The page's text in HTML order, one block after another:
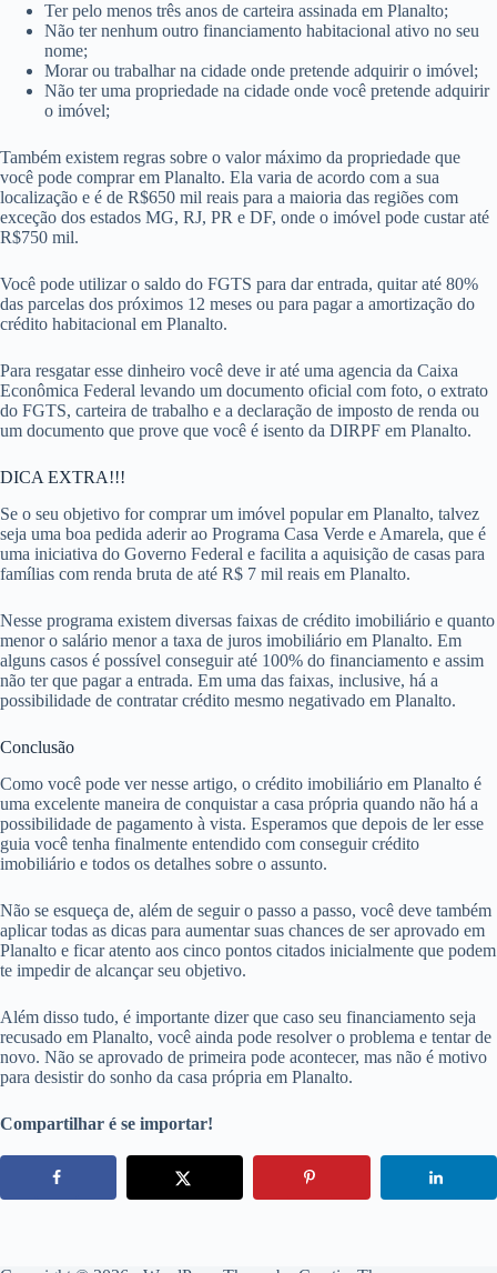
Ter pelo menos três anos de carteira assinada em Planalto;
Não ter nenhum outro financiamento habitacional ativo no seu
nome;
Morar ou trabalhar na cidade onde pretende adquirir o imóvel;
Não ter uma propriedade na cidade onde você pretende adquirir
o imóvel;
Também existem regras sobre o valor máximo da propriedade que
você pode comprar em Planalto. Ela varia de acordo com a sua
localização e é de R$650 mil reais para a maioria das regiões com
exceção dos estados MG, RJ, PR e DF, onde o imóvel pode custar até
R$750 mil.
Você pode utilizar o saldo do FGTS para dar entrada, quitar até 80%
das parcelas dos próximos 12 meses ou para pagar a amortização do
crédito habitacional em Planalto.
Para resgatar esse dinheiro você deve ir até uma agencia da Caixa
Econômica Federal levando um documento oficial com foto, o extrato
do FGTS, carteira de trabalho e a declaração de imposto de renda ou
um documento que prove que você é isento da DIRPF em Planalto.
DICA EXTRA!!!
Se o seu objetivo for comprar um imóvel popular em Planalto, talvez
seja uma boa pedida aderir ao Programa Casa Verde e Amarela, que é
uma iniciativa do Governo Federal e facilita a aquisição de casas para
famílias com renda bruta de até R$ 7 mil reais em Planalto.
Nesse programa existem diversas faixas de crédito imobiliário e quanto
menor o salário menor a taxa de juros imobiliário em Planalto. Em
alguns casos é possível conseguir até 100% do financiamento e assim
não ter que pagar a entrada. Em uma das faixas, inclusive, há a
possibilidade de contratar crédito mesmo negativado em Planalto.
Conclusão
Como você pode ver nesse artigo, o crédito imobiliário em Planalto é
uma excelente maneira de conquistar a casa própria quando não há a
possibilidade de pagamento à vista. Esperamos que depois de ler esse
guia você tenha finalmente entendido com conseguir crédito
imobiliário e todos os detalhes sobre o assunto.
Não se esqueça de, além de seguir o passo a passo, você deve também
aplicar todas as dicas para aumentar suas chances de ser aprovado em
Planalto e ficar atento aos cinco pontos citados inicialmente que podem
te impedir de alcançar seu objetivo.
Além disso tudo, é importante dizer que caso seu financiamento seja
recusado em Planalto, você ainda pode resolver o problema e tentar de
novo. Não se aprovado de primeira pode acontecer, mas não é motivo
para desistir do sonho da casa própria em Planalto.
Compartilhar é se importar!